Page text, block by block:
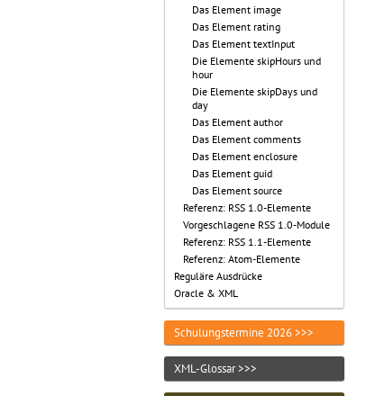
Das Element image
Das Element rating
Das Element textInput
Die Elemente skipHours und
hour
Die Elemente skipDays und
day
Das Element author
Das Element comments
Das Element enclosure
Das Element guid
Das Element source
Referenz: RSS 1.0-Elemente
Vorgeschlagene RSS 1.0-Module
Referenz: RSS 1.1-Elemente
Referenz: Atom-Elemente
Reguläre Ausdrücke
Oracle & XML
Schulungstermine 2026 >>>
XML-Glossar >>>